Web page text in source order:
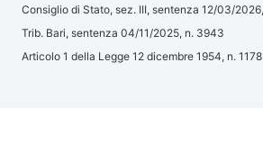
Consiglio di Stato, sez. III, sentenza 12/03/
Trib. Bari, sentenza 04/11/2025, n. 3943
Articolo 1 della Legge 12 dicembre 1954, n. 1178